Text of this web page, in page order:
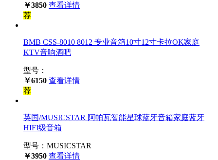
￥3850 查看详情
荐
BMB CSS-8010 8012 专业音箱10寸12寸卡拉OK家庭
KTV音响酒吧
型号：
￥6150 查看详情
荐
英国/MUSICSTAR 阿帕瓦智能星球蓝牙音箱家庭蓝牙
HIFI级音箱
型号：MUSICSTAR
￥3950 查看详情